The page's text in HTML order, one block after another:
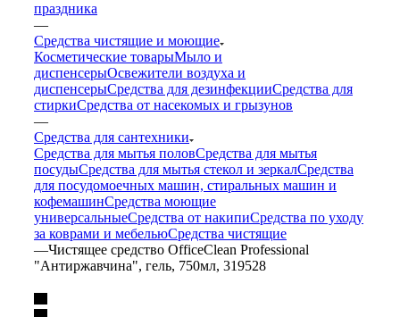
праздника
—
Средства чистящие и моющие
Косметические товарыМыло и
диспенсерыОсвежители воздуха и
диспенсерыСредства для дезинфекцииСредства для
стиркиСредства от насекомых и грызунов
—
Средства для сантехники
Средства для мытья половСредства для мытья
посудыСредства для мытья стекол и зеркалСредства
для посудомоечных машин, стиральных машин и
кофемашинСредства моющие
универсальныеСредства от накипиСредства по уходу
за коврами и мебельюСредства чистящие
—Чистящее средство OfficeClean Professional
"Антиржавчина", гель, 750мл, 319528